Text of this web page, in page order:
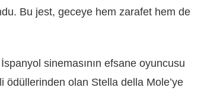
Bu jest, geceye hem zarafet hem de
sinemasının efsane oyuncusu
ödüllerinden olan Stella della Mole’ye